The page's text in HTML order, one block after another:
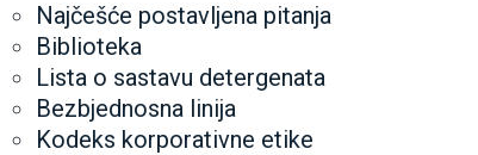
Najčešće postavljena pitanja
Biblioteka
Lista o sastavu detergenata
Bezbjednosna linija
Kodeks korporativne etike